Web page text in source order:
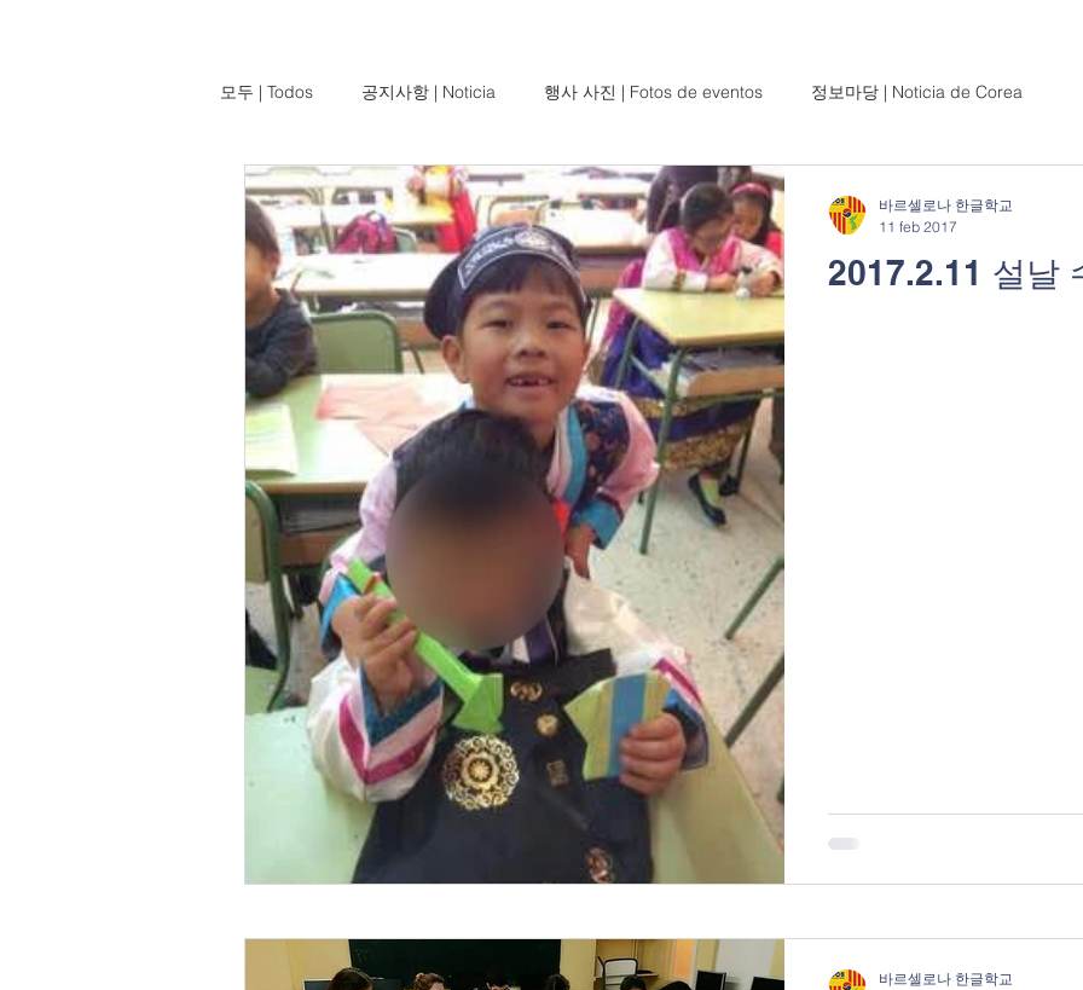
모두 | Todos 공지사항 | Noticia 행사 사진 | Fotos de eventos 정보마당 | Noticia de Corea
2017.2.11 설날
바르셀로나 한글학교
11 feb 2017
바르셀로나 한글학교